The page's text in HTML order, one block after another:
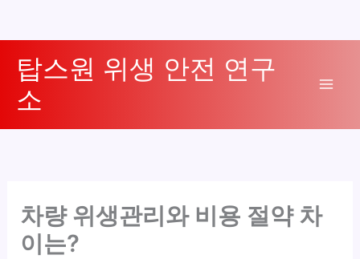
탑스원 위생 안전 연구
소
차량 위생관리와 비용 절약 차
이는?